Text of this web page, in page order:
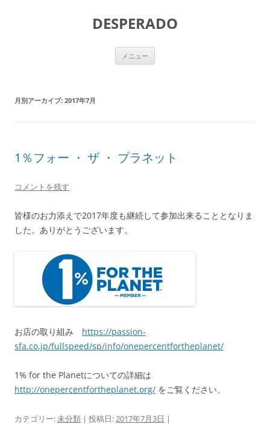
DESPERADO
メニュー
月別アーカイブ: 2017年7月
1％フォー ・ ザ ・ プラネット
コメントを残す
皆様のお力添えで2017年度も継続して参加出来ることとなりま
した。ありがとうございます。
お店の取り組み https://passion-
sfa.co.jp/fullspeed/sp/info/onepercentfortheplanet/
1% for the Planetについての詳細は
http://onepercentfortheplanet.org/ をご覧ください。
カテゴリー:未分類 | 投稿日:2017年7月3日 |